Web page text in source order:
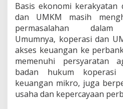
Basis ekonomi kerakyatan
dan UMKM masih
permasalahan dalam
Umumnya, koperasi dan
akses keuangan ke
memenuhi persyaratan
badan hukum
keuangan mikro, juga
usaha dan kepercayaan